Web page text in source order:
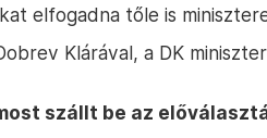
elfogadna tőle is
Klárával, a DK
szállt be az